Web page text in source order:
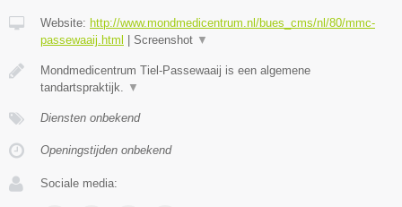
Website: http://www.mondmedicentrum.nl/bues_cms/nl/80/mmc-
passewaaij.html | Screenshot ▼
Mondmedicentrum Tiel-Passewaaij is een algemene
tandartspraktijk.
▼
Diensten onbekend
Openingstijden onbekend
Sociale media: